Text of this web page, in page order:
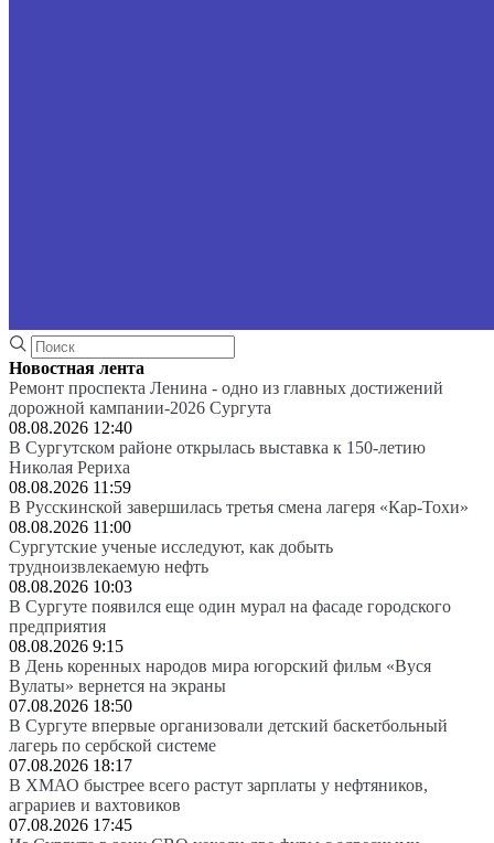
Новостная лента
Ремонт проспекта Ленина - одно из главных достижений
дорожной кампании-2026 Сургута
08.08.2026 12:40
В Сургутском районе открылась выставка к 150-летию
Николая Рериха
08.08.2026 11:59
В Русскинской завершилась третья смена лагеря «Кар-Тохи»
08.08.2026 11:00
Сургутские ученые исследуют, как добыть
трудноизвлекаемую нефть
08.08.2026 10:03
В Сургуте появился еще один мурал на фасаде городского
предприятия
08.08.2026 9:15
В День коренных народов мира югорский фильм «Вуся
Вулаты» вернется на экраны
07.08.2026 18:50
В Сургуте впервые организовали детский баскетбольный
лагерь по сербской системе
07.08.2026 18:17
В ХМАО быстрее всего растут зарплаты у нефтяников,
аграриев и вахтовиков
07.08.2026 17:45